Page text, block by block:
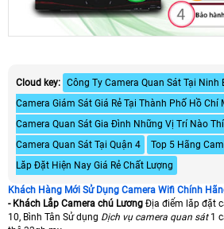
Cloud key: Công Ty Camera Quan Sát Tại Ninh
Camera Giám Sát Giá Rẻ Tại Thành Phố Hồ Chí
Camera Quan Sát Gia Đình Những Vị Trí Nào
Camera Quan Sát Tại Quận 4
Top 5 Hãng
Lăp Đặt Hiện Nay Giá Rẻ Chất Lượng
Khách Hàng Mới Sử Dụng Camera Wifi Chính
- Khách Lắp Camera chú Lương Địa điểm lăp đặt
10, Bình Tân Sử dụng Dịch vụ camera quan sát 1